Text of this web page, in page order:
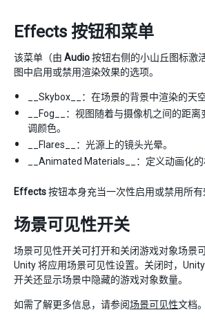
Effects 按钮和菜单
该菜单（由 Audio按钮右侧的小山丘图标激
图中启用或禁用渲染效果的选项。
__Skybox__：在场景的背景中渲染的天
__Fog__：视图随着与摄像机之间的距
调颜色。
__Flares__：光源上的镜头光晕。
__Animated Materials__：定义动画化
Effects按钮本身充当一次性启用或禁用所有
场景可见性开关
场景可见性开关可打开和关闭游戏对象场景
Unity 将应用场景可见性设置。关闭时，
开关还显示场景中隐藏的游戏对象数量。
如需了解更多信息，请参阅场景可见性文档。